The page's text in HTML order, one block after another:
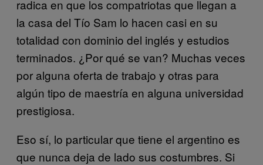
radica en que los compatriotas que llegan a
la casa del Tío Sam lo hacen casi en su
totalidad con dominio del inglés y estudios
terminados. ¿Por qué se van? Muchas veces
por alguna oferta de trabajo y otras para
algún tipo de maestría en alguna universidad
prestigiosa.
Eso sí, lo particular que tiene el argentino es
que nunca deja de lado sus costumbres. Si